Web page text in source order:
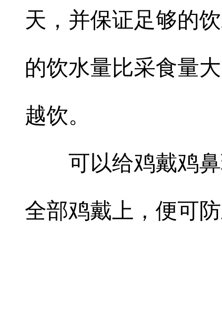
天，并保证足够的
的饮水量比采食量
越饮。
可以给鸡戴鸡鼻
全部鸡戴上，便可